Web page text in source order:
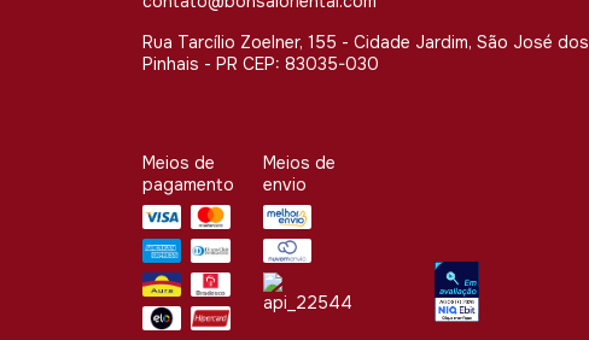
Rua Tarcílio Zoelner, 155 - Cidade Jardim, São José dos
Pinhais - PR CEP: 83035-030
Meios de
pagamento
Meios de
envio